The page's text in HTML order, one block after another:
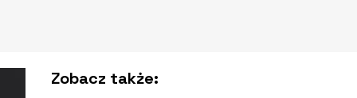
Zobacz także: